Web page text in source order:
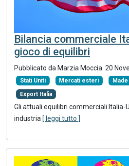
Bilancia commerciale
gioco di equilibri
Pubblicato da Marzia Moccia. 20
Stati Uniti Mercati esteri
Export Italia
Gli attuali equilibri commerciali Italia-
industria [ leggi tutto ]